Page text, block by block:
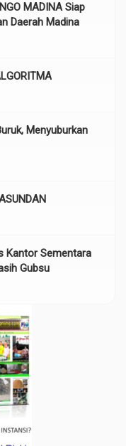
MADINA Siap
Daerah Madina
Menyuburkan
Kantor Sementara
Gubsu